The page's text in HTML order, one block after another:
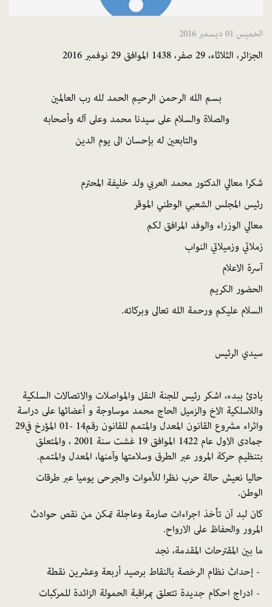
الخميس 01 ديسمبر 2016
الجزائر، الثلاثاء، 29 صفر، 1438 الموافق 29 نوفمبر 2016
بسم الله الرحمن الرحيم الحمد لله رب العالمين
والصلاة والسلام على سيدنا محمد وعلى آله وأصحابه
والتابعين له بإحسان الى يوم الدين
شكرا معالي الدكتور محمد العربي ولد خليفة المحترم
رئيس المجلس الشعبي الوطني الموقر
معالي الوزراء والوفد المرافق لكم
زملائي وزميلاتي النواب
آسرة الاعلام
الحضور الكريم
السلام عليكم ورحمة الله تعالى وبركاته.
سيدي الرئيس
بادئ ببدء، اشكر رئيس للجنة النقل والمواصلات والاتصالات السلكية
واللاسلكية الاخ والزميل الحاج محمد موساوجة و أعضائها على دراسة
واثراء مشروع القانون المعدل والمتمم للقانون رقم14
-
01 المؤرخ في29
جمادى الاول عام 1422 الموافق 19 غشت سنة 2001 ، والمتعلق
بتنظيم حركة المرور عبر الطرق وسلامتها وآمنها، المعدل والمتمم.
حاليا نعيش حالة حرب نظرا للأموات والجرحى يوميا عبر طرقات
الوطن.
كان لبد آن تأخذ اجراءات صارمة وعاجلة تمكن من نقص حوادث
المرور والحفاظ على الارواح.
ما بين المقترحات المقدمة، نجد
- إحداث نظام الرخصة بالنقاط برصيد أربعة وعشرين نقطة
- ادراج احكام جديدة تتعلق بمراقبة الحمولة الزائدة للمركبات